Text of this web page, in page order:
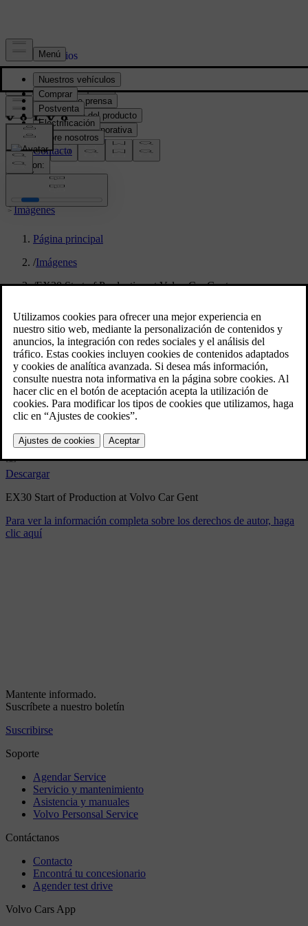
Prensa y Medios
Material de prensa
Información del producto
Información corporativa
Contacto de medios
location:
PY
Imágenes
Página principal
/Imágenes
/EX30 Start of Production at Volvo Car Gent
EX30 Start of Production at
Volvo Car Gent
4/25/2025
Marcador
Compartir
Descargar
EX30 Start of Production at Volvo Car Gent
Para ver la información completa sobre los derechos de autor, haga
clic aquí